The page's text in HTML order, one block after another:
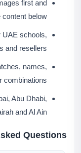
first and
below.
UAE schools,
and resellers.
names,
combinations.
Abu Dhabi,
and Al Ain.
Questions